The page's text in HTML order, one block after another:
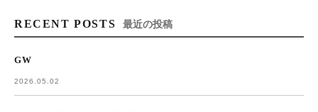
RECENT POSTS 最近の投稿
GW
2026.05.02